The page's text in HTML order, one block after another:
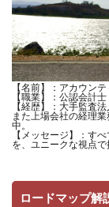
【名前】：アカウン
【職業】：公認会計士
【経歴】：大手監査
また上場会社の経理
中。
【メッセージ】：す
を、ユニークな視点で
ロードマップ解